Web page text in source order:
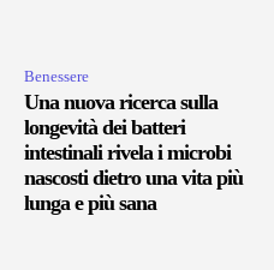
Benessere
Una nuova ricerca sulla
longevità dei batteri
intestinali rivela i microbi
nascosti dietro una vita più
lunga e più sana